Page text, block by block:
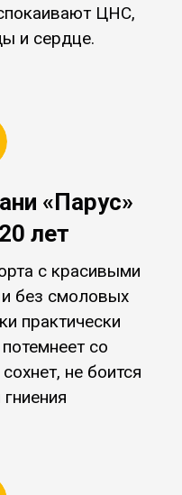
ЦНС,
и сердце.
«Парус»
лет
с красивыми
без смоловых
практически
со
не боится